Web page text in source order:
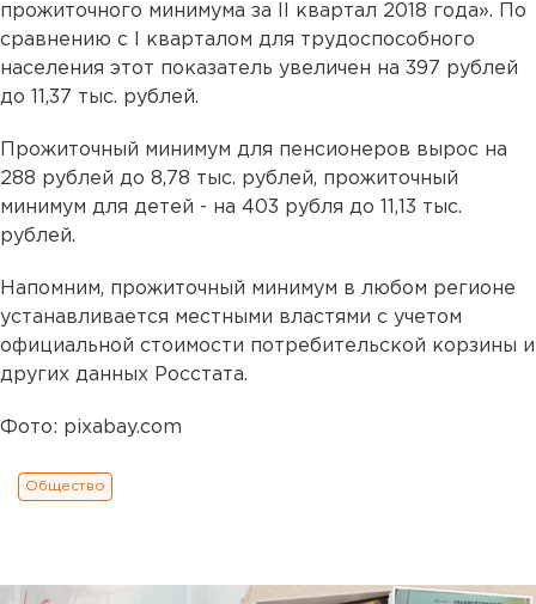
прожиточного минимума за II квартал 2018 года». По
сравнению с I кварталом для трудоспособного
населения этот показатель увеличен на 397 рублей
до 11,37 тыс. рублей.
Прожиточный минимум для пенсионеров вырос на
288 рублей до 8,78 тыс. рублей, прожиточный
минимум для детей - на 403 рубля до 11,13 тыс.
рублей.
Напомним, прожиточный минимум в любом регионе
устанавливается местными властями с учетом
официальной стоимости потребительской корзины и
других данных Росстата.
Фото: pixabay.com
Общество